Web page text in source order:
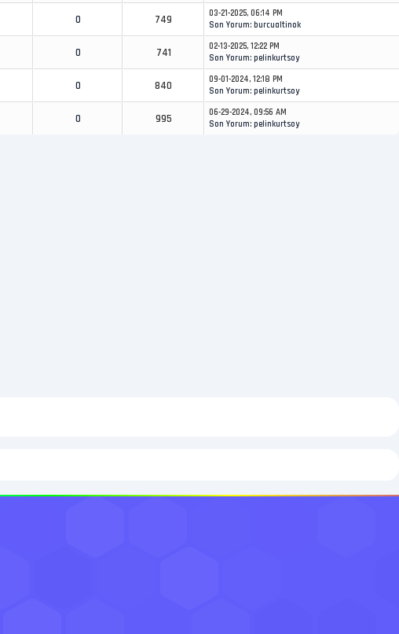
0 749
03-21-2025, 06:14 PM
Son Yorum: burcualtinok
0 741
02-13-2025, 12:22 PM
Son Yorum: pelinkurtsoy
0 840
09-01-2024, 12:18 PM
Son Yorum: pelinkurtsoy
0 995
06-29-2024, 09:56 AM
Son Yorum: pelinkurtsoy